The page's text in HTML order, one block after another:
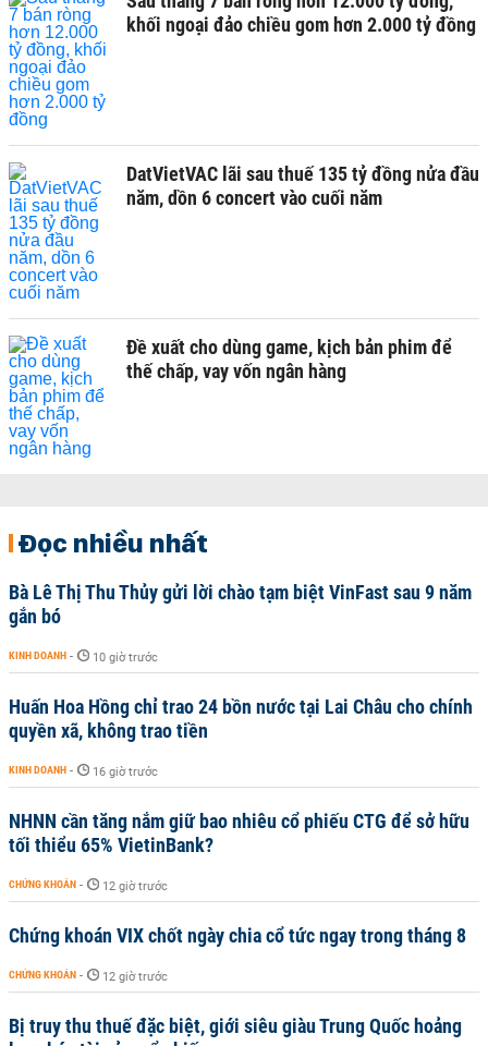
khối ngoại đảo chiều gom hơn 2.000 tỷ đồng
DatVietVAC lãi sau thuế 135 tỷ đồng nửa đầu
năm, dồn 6 concert vào cuối năm
Đề xuất cho dùng game, kịch bản phim để
thế chấp, vay vốn ngân hàng
Đọc nhiều nhất
Bà Lê Thị Thu Thủy gửi lời chào tạm biệt VinFast sau 9 năm
gắn bó
KINH DOANH - 10 giờ trước
Huấn Hoa Hồng chỉ trao 24 bồn nước tại Lai Châu cho chính
quyền xã, không trao tiền
KINH DOANH - 16 giờ trước
NHNN cần tăng nắm giữ bao nhiêu cổ phiếu CTG để sở hữu
tối thiểu 65% VietinBank?
CHỨNG KHOÁN - 12 giờ trước
Chứng khoán VIX chốt ngày chia cổ tức ngay trong tháng 8
CHỨNG KHOÁN - 12 giờ trước
Bị truy thu thuế đặc biệt, giới siêu giàu Trung Quốc hoảng